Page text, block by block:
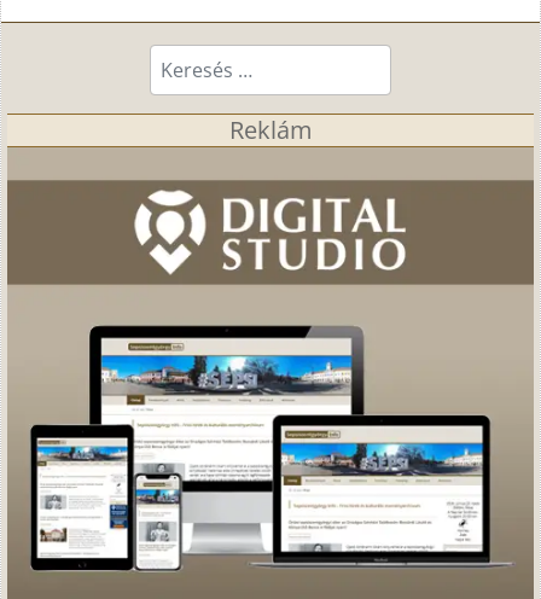
Keresés...
Reklám